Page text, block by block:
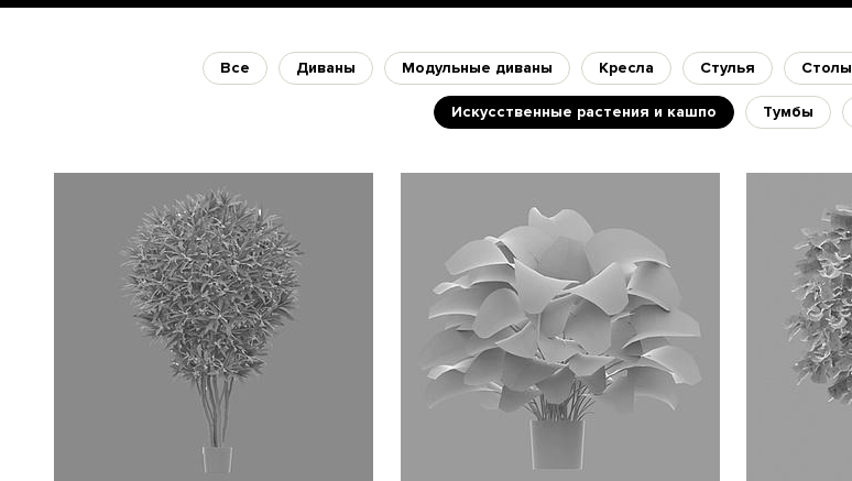
Все Диваны Модульные диваны Кресла Стулья Столы
Искусственные растения и кашпо Тумбы